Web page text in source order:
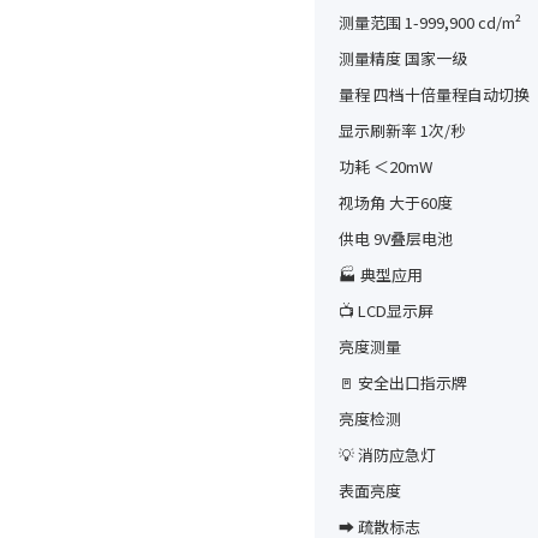
测量范围 1-999,900 cd/m²
测量精度 国家一级
量程 四档十倍量程自动切换
显示刷新率 1次/秒
功耗 ＜20mW
视场角 大于60度
供电 9V叠层电池
🏭 典型应用
📺 LCD显示屏
亮度测量
🚪 安全出口指示牌
亮度检测
💡 消防应急灯
表面亮度
➡️ 疏散标志